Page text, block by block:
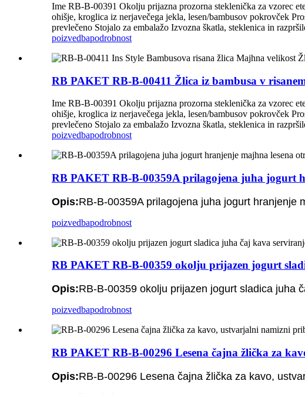
Ime RB-B-00391 Okolju prijazna prozorna steklenička za vzorec
ohišje, kroglica iz nerjavečega jekla, lesen/bambusov pokrovček
prevlečeno Stojalo za embalažo Izvozna škatla, steklenica in
poizvedbapodrobnost
RB PAKET RB-B-00411 Žlica iz bambusa v
Ime RB-B-00391 Okolju prijazna prozorna steklenička za vzorec
ohišje, kroglica iz nerjavečega jekla, lesen/bambusov pokrovček
prevlečeno Stojalo za embalažo Izvozna škatla, steklenica in
poizvedbapodrobnost
RB PAKET RB-B-00359A prilagojena juha jogurt
Opis:RB-B-00359A prilagojena juha jogurt hranjenje
poizvedbapodrobnost
RB PAKET RB-B-00359 okolju prijazen jogurt
Opis:RB-B-00359 okolju prijazen jogurt sladica juha
poizvedbapodrobnost
RB PAKET RB-B-00296 Lesena čajna žlička za
Opis:RB-B-00296 Lesena čajna žlička za kavo,